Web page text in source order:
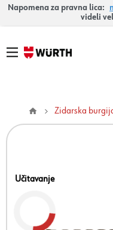
Napomena za pravna lica:
videli
Zidarska
Učitavanje